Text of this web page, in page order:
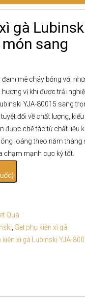
gà
sang
mê cháy bỏng với
vị khi được trải
YJA-80015 sang
đối về chất lượng, kiểu
được chế tác từ chất liệu
loáng theo năm tháng
chạm mạnh cực kỳ tốt.
Quà
Set phụ kiện xì gà
kiện xì gà Lubinski YJA-